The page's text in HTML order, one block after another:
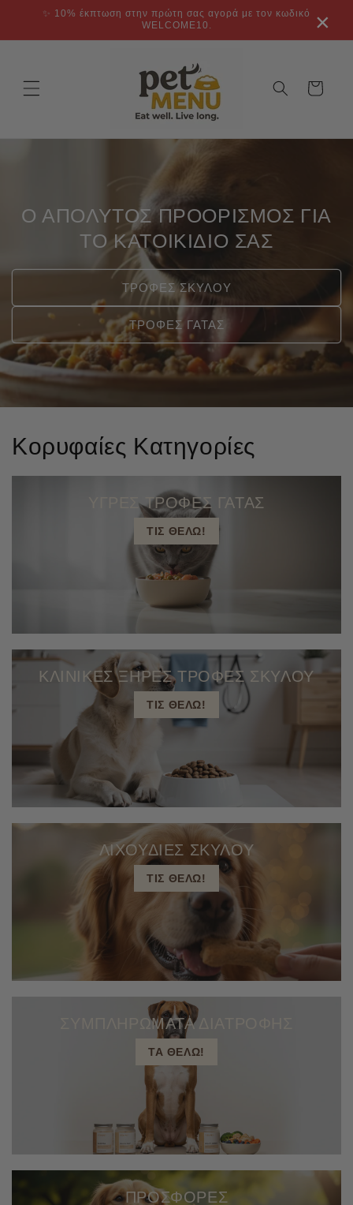
μετάβαση
περιεχόμενο
✨ 10% έκπτωση στην πρώτη σας αγορά με τον κωδικό
WELCOME10.
Καλάθι
Ο ΑΠΟΛΥΤΟΣ ΠΡΟΟΡΙΣΜΟΣ ΓΙΑ
ΤΟ ΚΑΤΟΙΚΙΔΙΟ ΣΑΣ
ΤΡΟΦΕΣ ΣΚΥΛΟΥ
ΤΡΟΦΕΣ ΓΑΤΑΣ
Κορυφαίες Κατηγορίες
ΥΓΡΕΣ ΤΡΟΦΕΣ ΓΑΤΑΣ
ΤΙΣ ΘΕΛΩ!
ΚΛΙΝΙΚΕΣ ΞΗΡΕΣ ΤΡΟΦΕΣ ΣΚΥΛΟΥ
ΤΙΣ ΘΕΛΩ!
ΛΙΧΟΥΔΙΕΣ ΣΚΥΛΟΥ
ΤΙΣ ΘΕΛΩ!
ΣΥΜΠΛΗΡΩΜΑΤΑ ΔΙΑΤΡΟΦΗΣ
ΤΑ ΘΕΛΩ!
ΠΡΟΣΦΟΡΕΣ
×